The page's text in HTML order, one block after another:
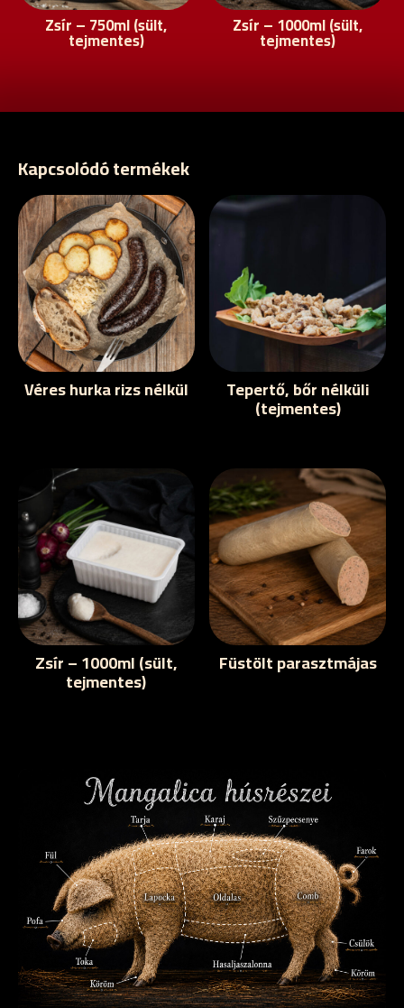
Zsír – 750ml (sült,
tejmentes)
Zsír – 1000ml (sült,
tejmentes)
Kapcsolódó termékek
Véres hurka rizs nélkül Tepertő, bőr nélküli
(tejmentes)
Zsír – 1000ml (sült,
tejmentes)
Füstölt parasztmájas